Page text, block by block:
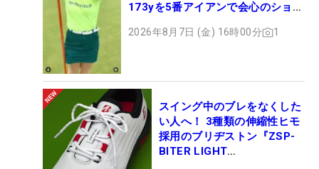
173yを5番アイアンで会心のショッ
2026年8月7日 (金) 16時00分 1
スイング中のブレをなくした
い人へ！ 3種類の伸縮性ヒモ
採用のブリヂストン『ZSP-
BITER LIGHT